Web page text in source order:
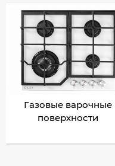
Газовые варочные
поверхности